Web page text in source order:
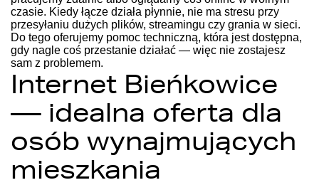
czasie. Kiedy łącze działa płynnie, nie ma stresu przy
przesyłaniu dużych plików, streamingu czy grania w sieci.
Do tego oferujemy pomoc techniczną, która jest dostępna,
gdy nagle coś przestanie działać — więc nie zostajesz
sam z problemem.
Internet Bieńkowice
— idealna oferta dla
osób wynajmujących
mieszkania